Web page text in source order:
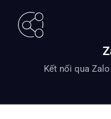
Kết nối qua